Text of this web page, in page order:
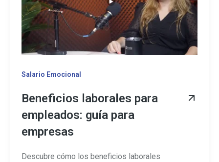
Salario Emocional
Beneficios laborales para
empleados: guía para
empresas
Descubre cómo los beneficios laborales